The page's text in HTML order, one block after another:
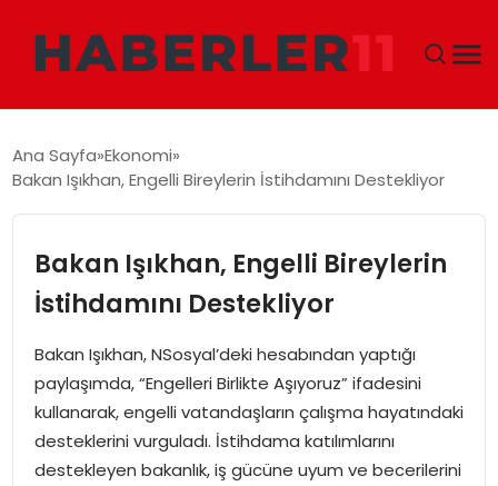
DÜNYA
EKONOMI
SIYASET
TEKNOLOJI
Ana Sayfa Ekonomi
Bakan Işıkhan, Engelli Bireylerin İstihdamını Destekliyor
Bakan Işıkhan, Engelli Bireylerin
İstihdamını Destekliyor
Bakan Işıkhan, NSosyal’deki hesabından yaptığı
paylaşımda, “Engelleri Birlikte Aşıyoruz” ifadesini
kullanarak, engelli vatandaşların çalışma hayatındaki
desteklerini vurguladı. İstihdama katılımlarını
destekleyen bakanlık, iş gücüne uyum ve becerilerini